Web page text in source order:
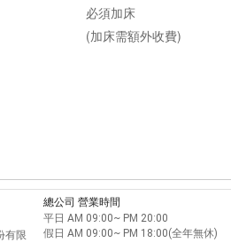
必須加床
(加床需額外收費)